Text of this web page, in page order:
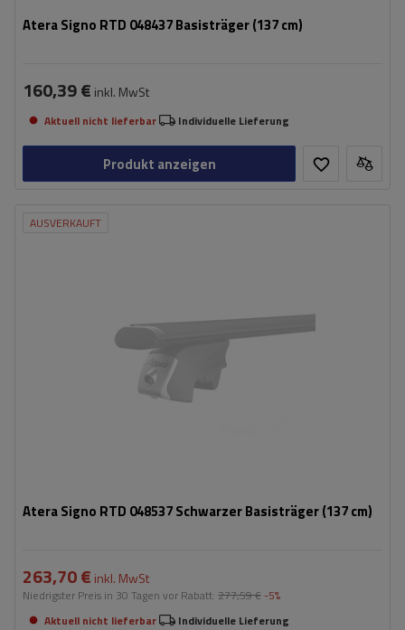
Atera Signo RTD 048437 Basisträger (137 cm)
160,39 € inkl. MwSt
Aktuell nicht lieferbar Individuelle Lieferung
Produkt anzeigen
AUSVERKAUFT
Atera Signo RTD 048537 Schwarzer Basisträger (137 cm)
263,70 € inkl. MwSt
Niedrigster Preis in 30 Tagen vor Rabatt: 277,59 € -5%
Aktuell nicht lieferbar
Individuelle Lieferung